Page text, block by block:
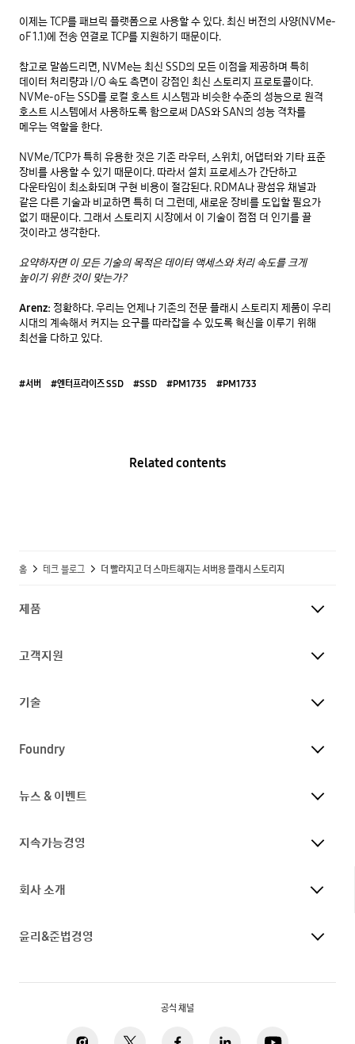
이제는 TCP를 패브릭 플랫폼으로 사용할 수 있다. 최신 버전의 사양(NVMe-
oF 1.1)에 전송 연결로 TCP를 지원하기 때문이다.
참고로 말씀드리면, NVMe는 최신 SSD의 모든 이점을 제공하며 특히
데이터 처리량과 I/O 속도 측면이 강점인 최신 스토리지 프로토콜이다.
NVMe-oF는 SSD를 로컬 호스트 시스템과 비슷한 수준의 성능으로 원격
호스트 시스템에서 사용하도록 함으로써 DAS와 SAN의 성능 격차를
메우는 역할을 한다.
NVMe/TCP가 특히 유용한 것은 기존 라우터, 스위치, 어댑터와 기타 표준
장비를 사용할 수 있기 때문이다. 따라서 설치 프로세스가 간단하고
다운타임이 최소화되며 구현 비용이 절감된다. RDMA나 광섬유 채널과
같은 다른 기술과 비교하면 특히 더 그런데, 새로운 장비를 도입할 필요가
없기 때문이다. 그래서 스토리지 시장에서 이 기술이 점점 더 인기를 끌
것이라고 생각한다.
요약하자면 이 모든 기술의 목적은 데이터 액세스와 처리 속도를 크게
높이기 위한 것이 맞는가?
Arenz: 정확하다. 우리는 언제나 기존의 전문 플래시 스토리지 제품이 우리
시대의 계속해서 커지는 요구를 따라잡을 수 있도록 혁신을 이루기 위해
#서버 #엔터프라이즈 SSD #SSD #PM1735 #PM1733
Related contents
홈 테크 블로그 더 빨라지고 더 스마트해지는 서버용 플래시 스토리지
제품
고객지원
기술
Foundry
뉴스 & 이벤트
지속가능경영
회사 소개
윤리&준법경영
공식 채널